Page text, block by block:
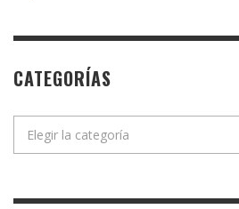
CATEGORÍAS